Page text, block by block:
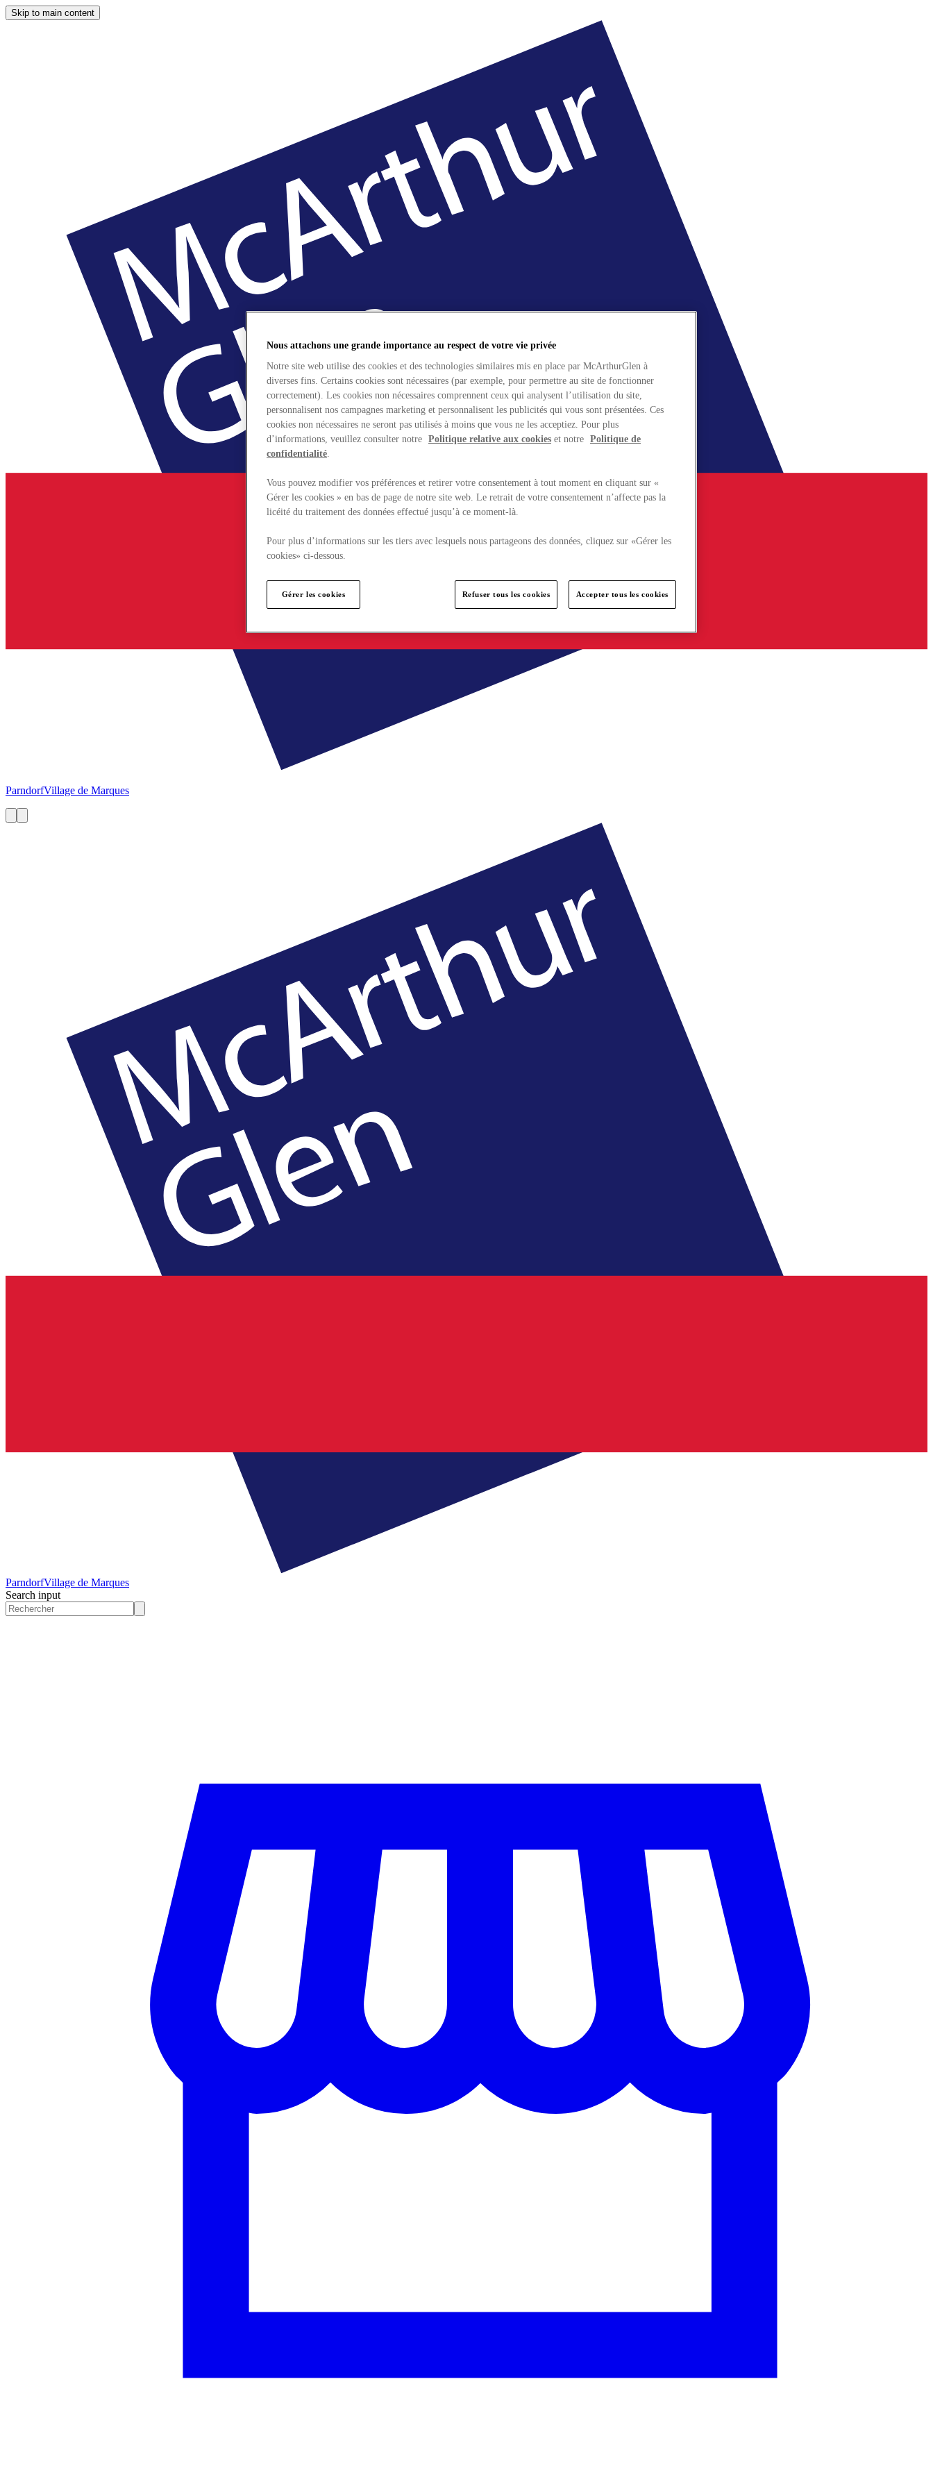
Skip to main content
ParndorfVillage de Marques
ParndorfVillage de Marques
Search input
Nous attachons une grande importance au respect de votre vie privée
Notre site web utilise des cookies et des technologies similaires mis en place par McArthurGlen à
diverses fins. Certains cookies sont nécessaires (par exemple, pour permettre au site de fonctionner
correctement). Les cookies non nécessaires comprennent ceux qui analysent l’utilisation du site,
personnalisent nos campagnes marketing et personnalisent les publicités qui vous sont présentées. Ces
cookies non nécessaires ne seront pas utilisés à moins que vous ne les acceptiez. Pour plus
d’informations, veuillez consulter notre Politique relative aux cookies et notre Politique de
confidentialité.
Vous pouvez modifier vos préférences et retirer votre consentement à tout moment en cliquant sur «
Gérer les cookies » en bas de page de notre site web. Le retrait de votre consentement n’affecte pas la
licéité du traitement des données effectué jusqu’à ce moment-là.
Pour plus d’informations sur les tiers avec lesquels nous partageons des données, cliquez sur «Gérer les
cookies» ci-dessous.
Gérer les cookies Refuser tous les cookies Accepter tous les cookies